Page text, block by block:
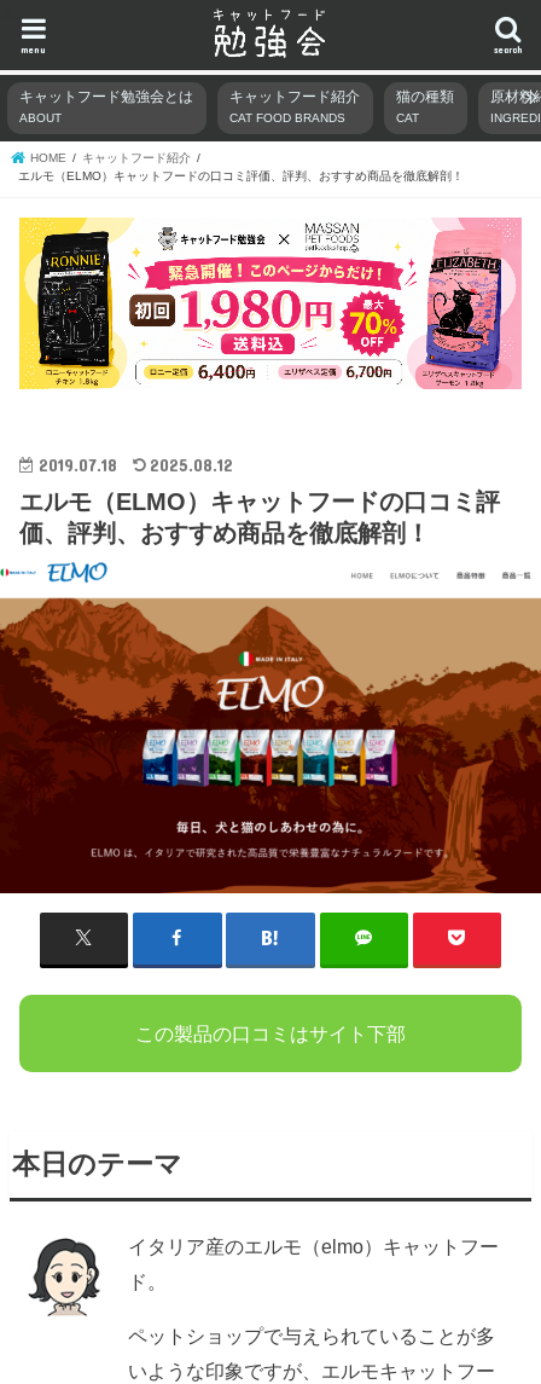
search
menu
キャットフード勉強会とは
ABOUT
キャットフード紹介
CAT FOOD BRANDS
猫の種類
CAT
原材料
HOME
キャットフード紹介
エルモ（ELMO）キャットフードの口コミ評価、評判、おすすめ商品を徹底解剖！
2019.07.18 2025.08.12
エルモ（ELMO）キャットフードの口コミ評
価、評判、おすすめ商品を徹底解剖！
この製品の口コミはサイト下部
本日のテーマ
イタリア産のエルモ（elmo）キャットフー
ド。
ペットショップで与えられていることが多
いような印象ですが、エルモキャットフー